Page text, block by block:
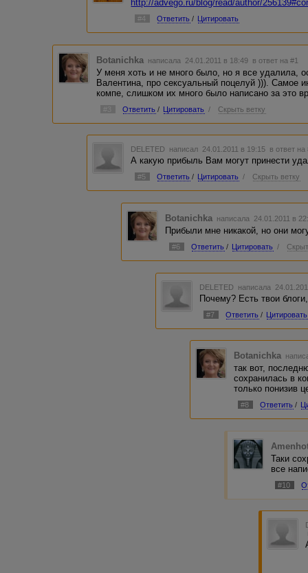
http://advego.ru/blog/read/author/
#4 Ответить / Цитировать
Botanichka написала 24.01.2011 в 18:49 в ответ на #1
У меня хоть и не много было, но я все удалила,
Валентина, про сексуальный поцелуй ))). Самое
компе, слишком их много было написано за это
Ответить / Цитировать / Скрыть ветку
DELETED написал 24.01.2011 в 19:15 в ответ на
А какую прибыль Вам могут принести
#5 Ответить / Цитировать / Скрыть ветку
Botanichka написала 24.01.2011 в
Прибыли мне никакой, но они
#6 Ответить / Цитировать /
DELETED написала
Почему? Есть твои
#7 Ответить / Цитировать
Botanichka
так вот,
сохранилась в
только понизив
#8 Ответить /
Таки
все
#10